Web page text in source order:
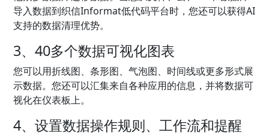
导入数据到织信Informat低代码平台时，您还可以获得AI
支持的数据清理优势。
3、40多个数据可视化图表
您可以用折线图、条形图、气泡图、时间线或更多形式展
示数据。您还可以汇集来自各种应用的信息，并将数据可
视化在仪表板上。
4、设置数据操作规则、工作流和提醒